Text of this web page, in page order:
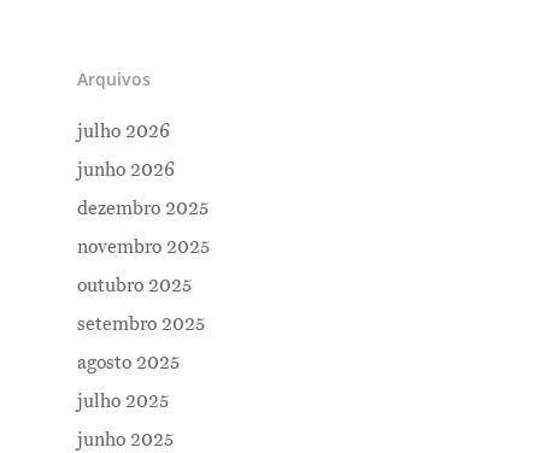
Arquivos
julho 2026
junho 2026
dezembro 2025
novembro 2025
outubro 2025
setembro 2025
agosto 2025
julho 2025
junho 2025